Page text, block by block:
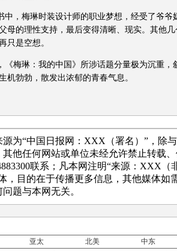
中，梅琳时装设计师的职业梦想，经受了爷爷
母的理性支持，最后变得清晰、现实。其他
是空想。
《梅琳：我的中国》所涉话题分量极为沉重，
机勃勃，散发出浓郁的青春气息。
为“中国日报网：XXX（署名）”，除
他任何网站或单位未经允许禁止转载
联系；凡本网注明“来源：XXX（
，目的在于传播更多信息，其他媒体如
题与本网无关。
亚太 北美 中东